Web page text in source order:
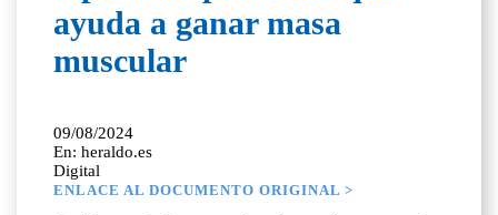
ayuda a ganar masa
muscular
09/08/2024
En: heraldo.es
Digital
ENLACE AL DOCUMENTO ORIGINAL >